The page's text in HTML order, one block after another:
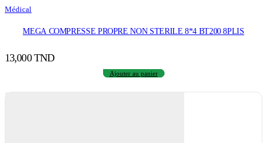
Médical
MEGA COMPRESSE PROPRE NON STERILE 8*4 BT200 8PLIS
13,000TND
Ajouter au panier